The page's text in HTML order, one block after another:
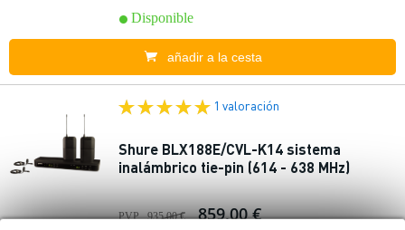
Disponible
añadir a la cesta
1 valoración
Shure BLX188E/CVL-K14 sistema
inalámbrico tie-pin (614 - 638 MHz)
PVP 935,00 € 859,00 €